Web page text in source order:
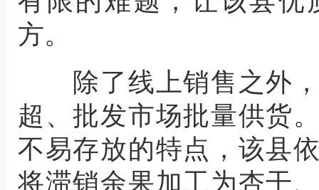
方。
除了线上销售之外，
超、批发市场批量供货
不易存放的特点，该县
将滞销余果加工为杏干